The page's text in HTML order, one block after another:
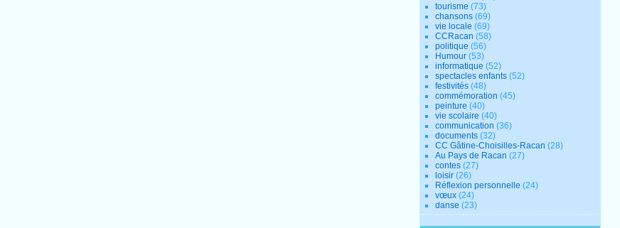
tourisme (73)
chansons (69)
vie locale (69)
CCRacan (58)
politique (56)
Humour (53)
informatique (52)
spectacles enfants (52)
festivités (48)
commémoration (45)
peinture (40)
vie scolaire (40)
communication (36)
documents (32)
CC Gâtine-Choisilles-Racan (28)
Au Pays de Racan (27)
contes (27)
loisir (26)
Réflexion personnelle (24)
vœux (24)
danse (23)